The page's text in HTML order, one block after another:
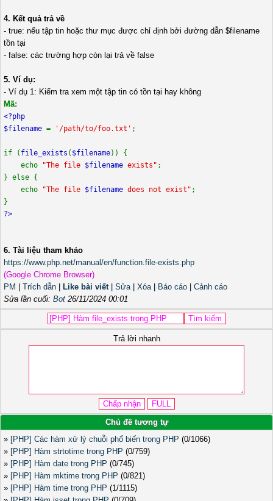
4. Kết quả trả về
- true: nếu tập tin hoặc thư mục được chỉ định bởi đường dẫn $filename
tồn tại
- false: các trường hợp còn lại trả về false
5. Ví dụ:
- Ví dụ 1: Kiểm tra xem một tập tin có tồn tại hay không
Mã:
<?php
$filename = '/path/to/foo.txt' ;
if ( file_exists ( $filename)) {
echo
"The file $filename exists" ;
} else {
echo
"The file $filename does not exist" ;
}
?>
6. Tài liệu tham khảo
https://www.php.net/manual/en/function.file-exists.php
(Google Chrome Browser)
PM
Trích dẫn Like bài viết| Sửa| Xóa| Báo cáo
Cảnh cáo
Sửa lần cuối: Bot 26/11/2024 00:01
Trả lời nhanh
Chủ đề tương tự
» [PHP] Các hàm xử lý chuỗi phổ biến trong PHP (0/1066)
» [PHP] Hàm strtotime trong PHP (0/759)
» [PHP] Hàm date trong PHP (0/745)
» [PHP] Hàm mktime trong PHP (0/821)
» [PHP] Hàm time trong PHP (1/1115)